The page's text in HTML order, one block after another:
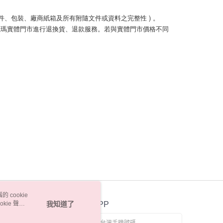
包裝、廠商紙箱及所有附隨文件或資料之完整性 ) 。
官方APP
的 cookie
聲明
我知道了